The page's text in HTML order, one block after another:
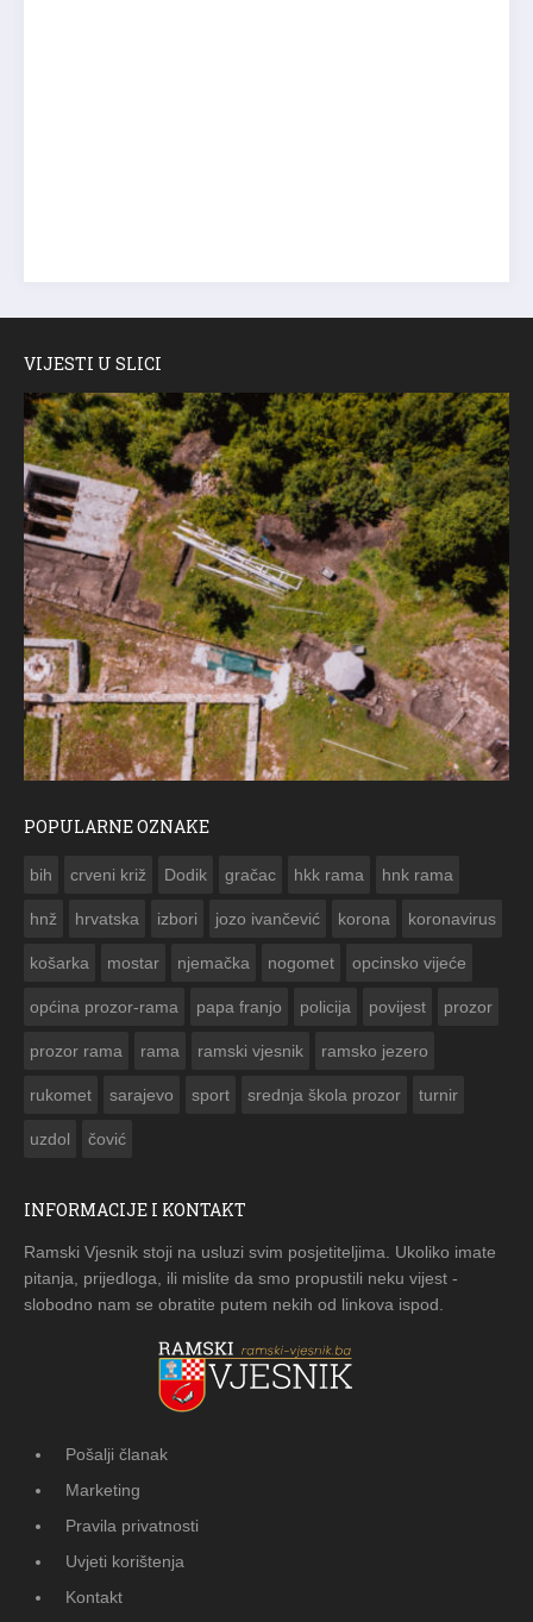
VIJESTI U SLICI
POPULARNE OZNAKE
bih crveni križ Dodik gračac hkk rama hnk rama
hnž hrvatska izbori jozo ivančević korona koronavirus
košarka mostar njemačka nogomet opcinsko vijeće
općina prozor-rama papa franjo policija povijest prozor
prozor rama rama ramski vjesnik ramsko jezero
rukomet sarajevo sport srednja škola prozor turnir
uzdol čović
INFORMACIJE I KONTAKT
Ramski Vjesnik stoji na usluzi svim posjetiteljima. Ukoliko imate
pitanja, prijedloga, ili mislite da smo propustili neku vijest -
slobodno nam se obratite putem nekih od linkova ispod.
Pošalji članak
Marketing
Pravila privatnosti
Uvjeti korištenja
Kontakt